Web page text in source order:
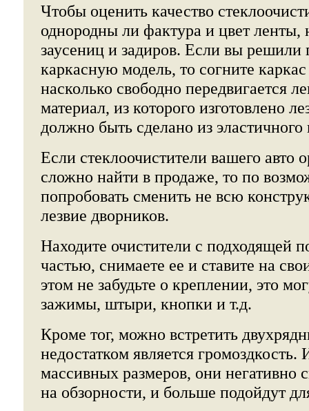
Чтобы оценить качество
однородны ли фактура и цвет ленты,
заусениц и задиров. Если вы решили
каркасную модель, то согните
насколько свободно передвигается
материал, из которого изготовлено
должно быть сделано из эластичного
Если стеклоочистители вашего авто
сложно найти в продаже, то по
попробовать сменить не всю
лезвие дворников.
Находите очистители с подходящей
частью, снимаете ее и ставите на
этом не забудьте о креплении, это
зажимы, штыри, кнопки и т.д.
Кроме тог, можно встретить
недостатком является громоздкость.
массивных размеров, они негативно
на обзорности, и больше подойдут